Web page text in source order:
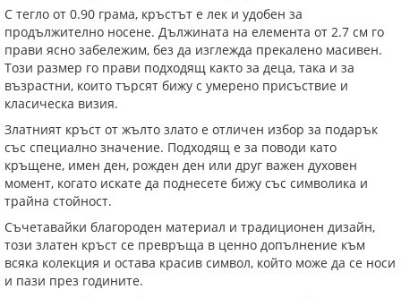
С тегло от 0.90 грама, кръстът е лек и удобен за
продължително носене. Дължината на елемента от 2.7 см го
прави ясно забележим, без да изглежда прекалено масивен.
Този размер го прави подходящ както за деца, така и за
възрастни, които търсят бижу с умерено присъствие и
класическа визия.
Златният кръст от жълто злато е отличен избор за подарък
със специално значение. Подходящ е за поводи като
кръщене, имен ден, рожден ден или друг важен духовен
момент, когато искате да поднесете бижу със символика и
трайна стойност.
Съчетавайки благороден материал и традиционен дизайн,
този златен кръст се превръща в ценно допълнение към
всяка колекция и остава красив символ, който може да се носи
и пази през годините.